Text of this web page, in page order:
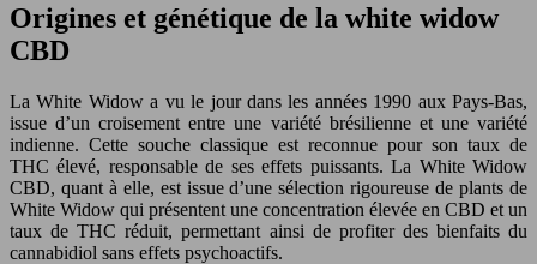
Origines et génétique de la white widow
CBD
La White Widow a vu le jour dans les années 1990 aux Pays-Bas,
issue d’un croisement entre une variété brésilienne et une variété
indienne. Cette souche classique est reconnue pour son taux de
THC élevé, responsable de ses effets puissants. La White Widow
CBD, quant à elle, est issue d’une sélection rigoureuse de plants de
White Widow qui présentent une concentration élevée en CBD et un
taux de THC réduit, permettant ainsi de profiter des bienfaits du
cannabidiol sans effets psychoactifs.